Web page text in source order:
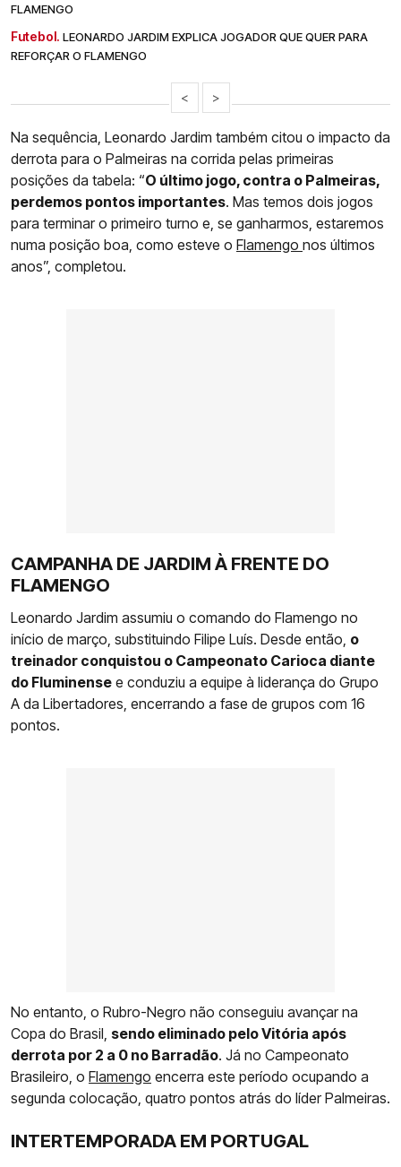
FLAMENGO
Futebol. LEONARDO JARDIM EXPLICA JOGADOR QUE QUER PARA
REFORÇAR O FLAMENGO
< >
Na sequência, Leonardo Jardim também citou o impacto da
derrota para o Palmeiras na corrida pelas primeiras
posições da tabela: “O último jogo, contra o Palmeiras,
perdemos pontos importantes. Mas temos dois jogos
para terminar o primeiro turno e, se ganharmos, estaremos
numa posição boa, como esteve o Flamengo nos últimos
anos”, completou.
CAMPANHA DE JARDIM À FRENTE DO
FLAMENGO
Leonardo Jardim assumiu o comando do Flamengo no
início de março, substituindo Filipe Luís. Desde então, o
treinador conquistou o Campeonato Carioca diante
do Fluminense e conduziu a equipe à liderança do Grupo
A da Libertadores, encerrando a fase de grupos com 16
pontos.
No entanto, o Rubro-Negro não conseguiu avançar na
Copa do Brasil, sendo eliminado pelo Vitória após
derrota por 2 a 0 no Barradão. Já no Campeonato
Brasileiro, o Flamengo encerra este período ocupando a
segunda colocação, quatro pontos atrás do líder Palmeiras.
INTERTEMPORADA EM PORTUGAL